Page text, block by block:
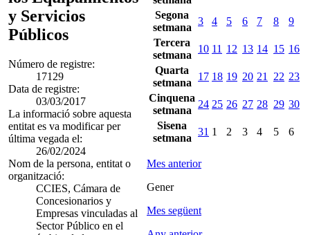
y Servicios
Públicos
Número de registre:
17129
Data de registre:
03/03/2017
La informació sobre aquesta
entitat es va modificar per
última vegada el:
26/02/2024
Nom de la persona, entitat o
organització:
CCIES, Cámara de
Concesionarios y
Empresas vinculadas al
Sector Público en el
Segona
setmana
3 4 5 6 7 8
9
Tercera
setmana
10 11 12 13 14 15 16
Quarta
setmana
17 18 19 20 21 22 23
Cinquena
setmana
24 25 26 27 28 29 30
Sisena
setmana
31 1 2 3 4 5 6
Mes anterior
Gener
Mes següent